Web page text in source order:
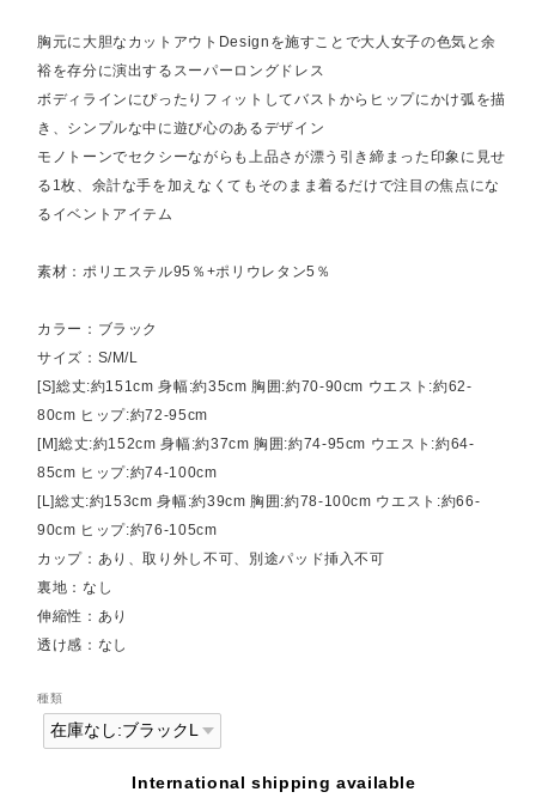
胸元に大胆なカットアウトDesignを施すことで大人女子の色気と余
裕を存分に演出するスーパーロングドレス
ボディラインにぴったりフィットしてバストからヒップにかけ弧を描
き、シンプルな中に遊び心のあるデザイン
モノトーンでセクシーながらも上品さが漂う引き締まった印象に見せ
る1枚、余計な手を加えなくてもそのまま着るだけで注目の焦点にな
るイベントアイテム
素材：ポリエステル95％+ポリウレタン5％
カラー：ブラック
サイズ：S/M/L
[S]総丈:約151cm 身幅:約35cm 胸囲:約70-90cm ウエスト:約62-
80cm ヒップ:約72-95cm
[M]総丈:約152cm 身幅:約37cm 胸囲:約74-95cm ウエスト:約64-
85cm ヒップ:約74-100cm
[L]総丈:約153cm 身幅:約39cm 胸囲:約78-100cm ウエスト:約66-
90cm ヒップ:約76-105cm
カップ：あり、取り外し不可、別途パッド挿入不可
裏地：なし
伸縮性：あり
透け感：なし
種類
International shipping available